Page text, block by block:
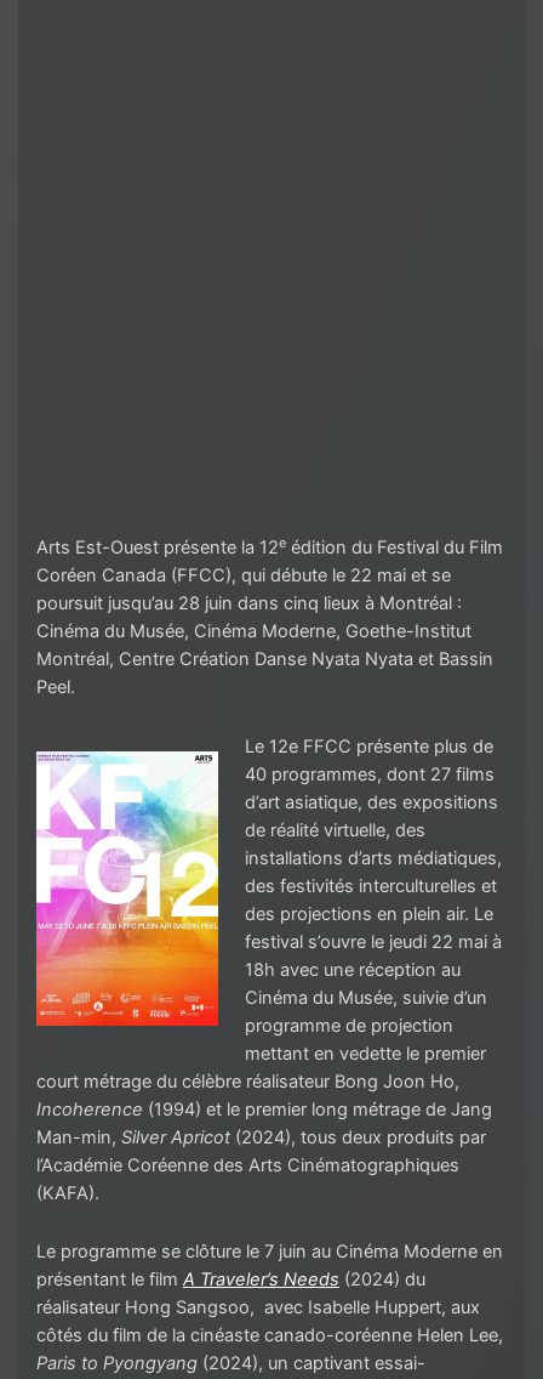
Arts Est-Ouest présente la 12e édition du Festival du Film
Coréen Canada (FFCC), qui débute le 22 mai et se
poursuit jusqu’au 28 juin dans cinq lieux à Montréal :
Cinéma du Musée, Cinéma Moderne, Goethe-Institut
Montréal, Centre Création Danse Nyata Nyata et Bassin
Peel.
Le 12e FFCC présente plus de
40 programmes, dont 27 films
d’art asiatique, des expositions
de réalité virtuelle, des
installations d’arts médiatiques,
des festivités interculturelles et
des projections en plein air. Le
festival s’ouvre le jeudi 22 mai à
18h avec une réception au
Cinéma du Musée, suivie d’un
programme de projection
mettant en vedette le premier
court métrage du célèbre réalisateur Bong Joon Ho,
Incoherence (1994) et le premier long métrage de Jang
Man-min, Silver Apricot (2024), tous deux produits par
l’Académie Coréenne des Arts Cinématographiques
(KAFA).
Le programme se clôture le 7 juin au Cinéma Moderne en
présentant le film A Traveler’s Needs (2024) du
réalisateur Hong Sangsoo, avec Isabelle Huppert, aux
côtés du film de la cinéaste canado-coréenne Helen Lee,
Paris to Pyongyang (2024), un captivant essai-